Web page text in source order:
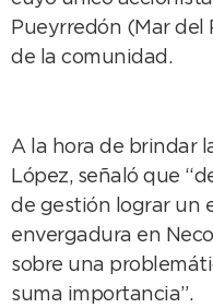
Pueyrredón (Mar
de la comunidad.
A la hora de brindar
López, señaló que
de gestión lograr un
envergadura en
sobre una
suma importancia”.